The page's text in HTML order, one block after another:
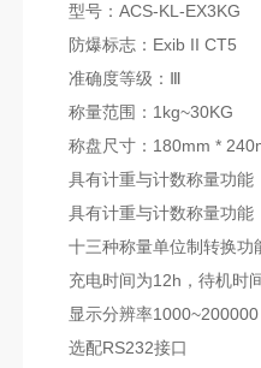
型号：ACS-KL-EX3KG
防爆标志：Exib II CT5
准确度等级：Ⅲ
称量范围：1kg~30KG
称盘尺寸：180mm *
具有计重与计数称量功能
具有计重与计数称量功能
十三种称量单位制转换
充电时间为12h，待机时
显示分辨率1000~200000
选配RS232接口